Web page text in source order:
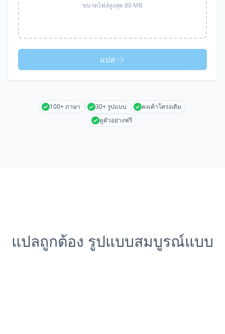
ขนาดไฟล์สูงสุด 80 MB
แปล
100+ ภาษา 30+ รูปแบบ
คงเค้าโครงเดิม
ดูตัวอย่างฟรี
แปลถูกต้อง รูปแบบสมบูรณ์แบบ